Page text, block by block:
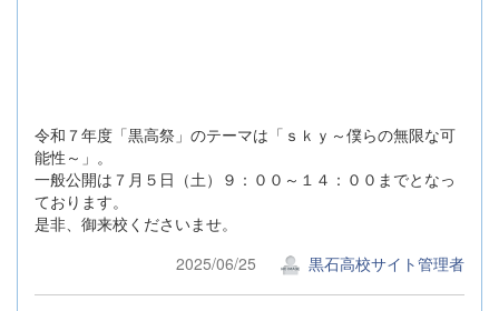
令和７年度「黒高祭」のテーマは「ｓｋｙ～僕らの無限な可
能性～」。
一般公開は７月５日（土）９：００～１４：００までとなっ
ております。
是非、御来校くださいませ。
2025/06/25
黒石高校サイト管理者